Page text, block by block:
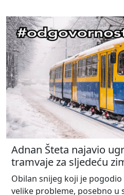
Adnan Šteta najavio
tramvaje za sljedeću
Obilan snijeg koji je
velike probleme, posebno u